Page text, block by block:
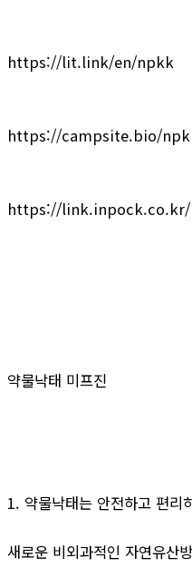
https://lit.link/en/npkk
https://campsite.bio/
https://
약물낙태 미프진
1. 약물낙태는 안전하고 편리
새로운 비외과적인 자연유산